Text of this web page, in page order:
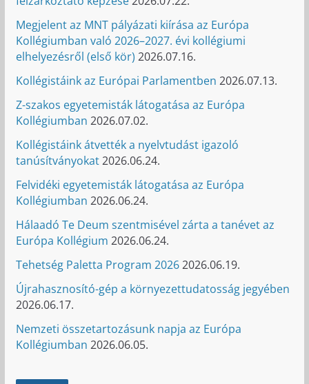
Megjelent az MNT pályázati kiírása az Európa
Kollégiumban való 2026–2027. évi kollégiumi
elhelyezésről (első kör) 2026.07.16.
Kollégistáink az Európai Parlamentben 2026.07.13.
Z-szakos egyetemisták látogatása az Európa
Kollégiumban 2026.07.02.
Kollégistáink átvették a nyelvtudást igazoló
tanúsítványokat2026.06.24.
Felvidéki egyetemisták látogatása az Európa
Kollégiumban 2026.06.24.
Hálaadó Te Deum szentmisével zárta a tanévet az
Európa Kollégium 2026.06.24.
Tehetség Paletta Program 20262026.06.19.
Újrahasznosító-gép a környezettudatosság jegyében
2026.06.17.
Nemzeti összetartozásunk napja az Európa
Kollégiumban 2026.06.05.